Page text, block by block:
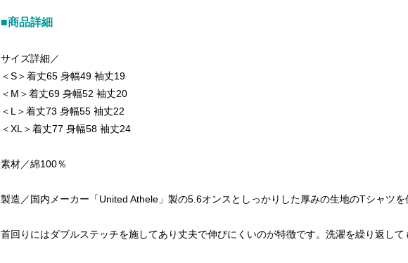
■商品詳細
サイズ詳細／
＜S＞着丈65 身幅49 袖丈19
＜M＞着丈69 身幅52 袖丈20
＜L＞着丈73 身幅55 袖丈22
＜XL＞着丈77 身幅58 袖丈24
素材／綿100％
製造／国内メーカー「United Athele」製の5.6オンスとしっかりした厚みの生地のTシャツを
首回りにはダブルステッチを施してあり丈夫で伸びにくいのが特徴です。洗濯を繰り返して